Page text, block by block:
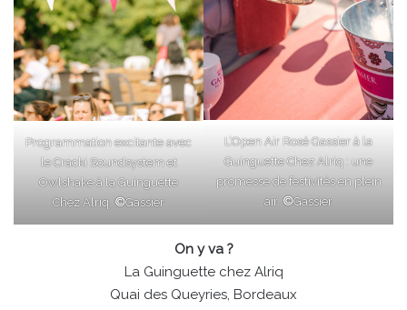
Programmation excitante avec
le Cracki Soundsystem et
Owlshake à la Guinguette
Chez Alriq. ©Gassier
L’Open Air Rosé Gassier à la
Guinguette Chez Alriq : une
promesse de festivités en plein
air. ©Gassier
On y va ?
La Guinguette chez Alriq
Quai des Queyries, Bordeaux